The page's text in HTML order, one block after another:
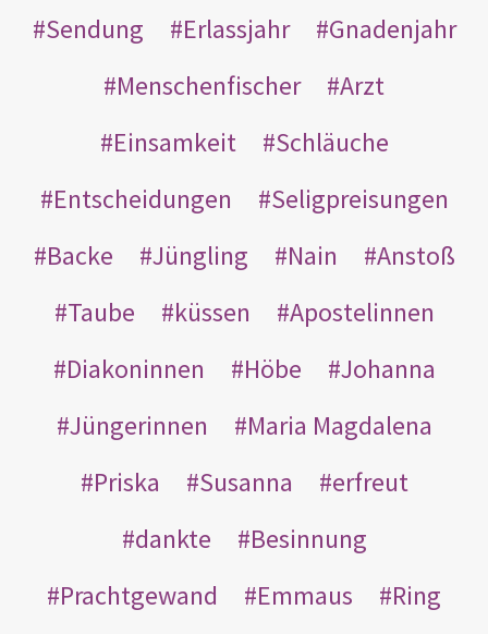
Sendung
Erlassjahr
Gnadenjahr
Menschenfischer
Arzt
Einsamkeit
Schläuche
Entscheidungen
Seligpreisungen
Backe
Jüngling Nain
Anstoß
Taube
küssen
Apostelinnen
Diakoninnen
Höbe
Johanna
Jüngerinnen
Maria Magdalena
Priska
Susanna
erfreut
dankte
Besinnung
Prachtgewand
Emmaus
Ring